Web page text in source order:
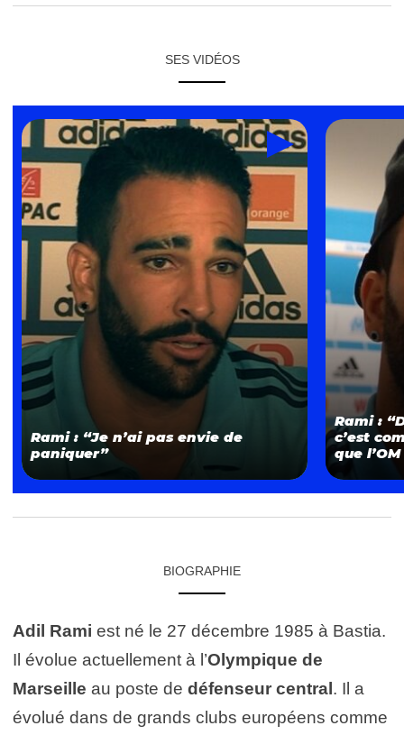
SES VIDÉOS
Rami : “Je n’ai pas envie de
paniquer”
Rami :
c’est
que
BIOGRAPHIE
Adil Rami est né le 27 décembre 1985 à Bastia.
Il évolue actuellement à l’Olympique de
Marseille au poste de défenseur central. Il a
évolué dans de grands clubs européens comme